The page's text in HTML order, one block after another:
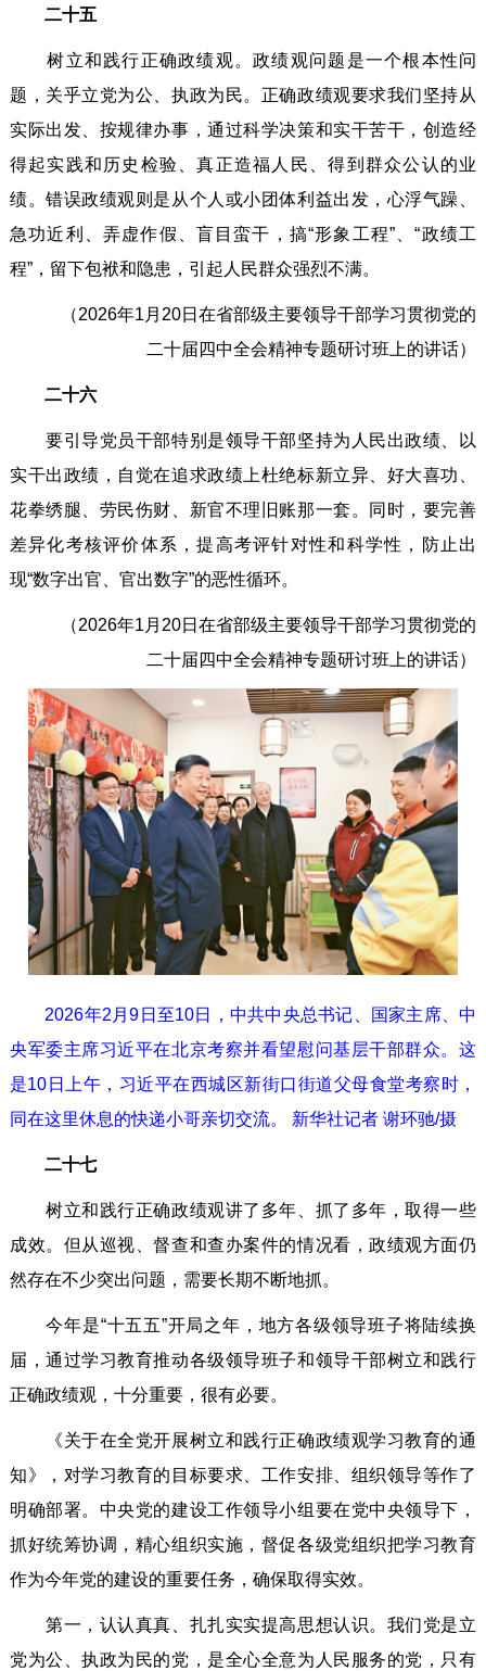
二十五
树立和践行正确政绩观。政绩观问题是一个根本性问
题，关乎立党为公、执政为民。正确政绩观要求我们坚持从
实际出发、按规律办事，通过科学决策和实干苦干，创造经
得起实践和历史检验、真正造福人民、得到群众公认的业
绩。错误政绩观则是从个人或小团体利益出发，心浮气躁、
急功近利、弄虚作假、盲目蛮干，搞“形象工程”、“政绩工
程”，留下包袱和隐患，引起人民群众强烈不满。
（2026年1月20日在省部级主要领导干部学习贯彻党的
二十届四中全会精神专题研讨班上的讲话）
二十六
要引导党员干部特别是领导干部坚持为人民出政绩、以
实干出政绩，自觉在追求政绩上杜绝标新立异、好大喜功、
花拳绣腿、劳民伤财、新官不理旧账那一套。同时，要完善
差异化考核评价体系，提高考评针对性和科学性，防止出
现“数字出官、官出数字”的恶性循环。
（2026年1月20日在省部级主要领导干部学习贯彻党的
二十届四中全会精神专题研讨班上的讲话）
2026年2月9日至10日，中共中央总书记、国家主席、中
央军委主席习近平在北京考察并看望慰问基层干部群众。这
是10日上午，习近平在西城区新街口街道父母食堂考察时，
同在这里休息的快递小哥亲切交流。 新华社记者 谢环驰/摄
二十七
树立和践行正确政绩观讲了多年、抓了多年，取得一些
成效。但从巡视、督查和查办案件的情况看，政绩观方面仍
然存在不少突出问题，需要长期不断地抓。
今年是“十五五”开局之年，地方各级领导班子将陆续换
届，通过学习教育推动各级领导班子和领导干部树立和践行
正确政绩观，十分重要，很有必要。
《关于在全党开展树立和践行正确政绩观学习教育的通
知》，对学习教育的目标要求、工作安排、组织领导等作了
明确部署。中央党的建设工作领导小组要在党中央领导下，
抓好统筹协调，精心组织实施，督促各级党组织把学习教育
作为今年党的建设的重要任务，确保取得实效。
第一，认认真真、扎扎实实提高思想认识。我们党是立
党为公、执政为民的党，是全心全意为人民服务的党，只有